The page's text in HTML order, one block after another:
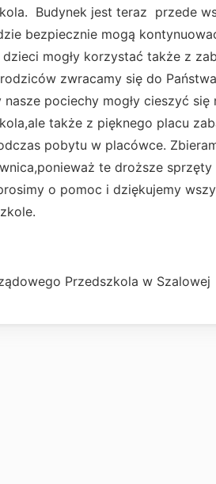
Budynek jest teraz przede
bezpiecznie mogą
mogły korzystać także z
zwracamy się do
pociechy mogły cieszyć
także z pięknego placu
pobytu w placówce.
te droższe sprzęty
o pomoc i dziękujemy
Przedszkola w Szalowej